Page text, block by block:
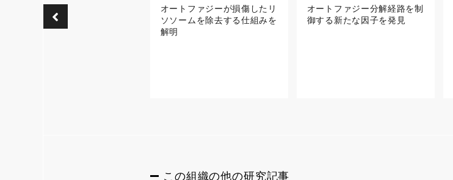
オートファジーが損傷したリ
ソソームを除去する仕組みを
解明
オートファジー分解経路を制
御する新たな因子を発見
この組織の他の研究記事